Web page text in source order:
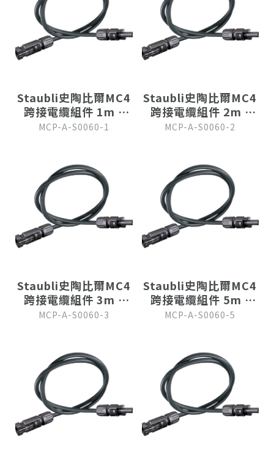
Staubli史陶比爾MC4
跨接電纜組件 1m (
12 AWG )
MCP-A-S0060-1
Staubli史陶比爾MC4
跨接電纜組件 2m (
12 AWG )
MCP-A-S0060-2
Staubli史陶比爾MC4
跨接電纜組件 3m (
12 AWG )
MCP-A-S0060-3
Staubli史陶比爾MC4
跨接電纜組件 5m (
12 AWG )
MCP-A-S0060-5